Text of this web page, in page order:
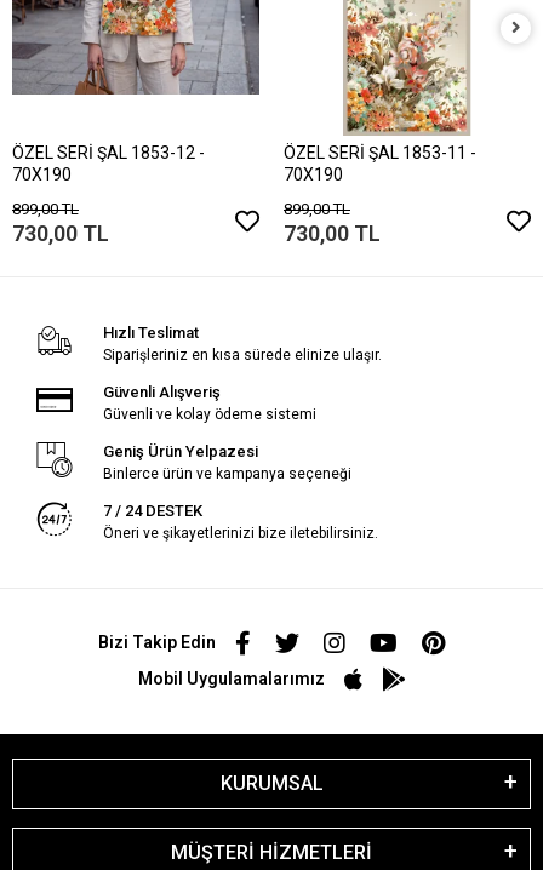
ÖZEL SERİ ŞAL 1853-12 -
70X190
899,00 TL
730,00 TL
ÖZEL SERİ ŞAL 1853-11 -
70X190
899,00 TL
730,00 TL
Hızlı Teslimat
Siparişleriniz en kısa sürede elinize ulaşır.
Güvenli Alışveriş
Güvenli ve kolay ödeme sistemi
Geniş Ürün Yelpazesi
Binlerce ürün ve kampanya seçeneği
7 / 24 DESTEK
Öneri ve şikayetlerinizi bize iletebilirsiniz.
Bizi Takip Edin
Mobil Uygulamalarımız
KURUMSAL
MÜŞTERİ HİZMETLERİ